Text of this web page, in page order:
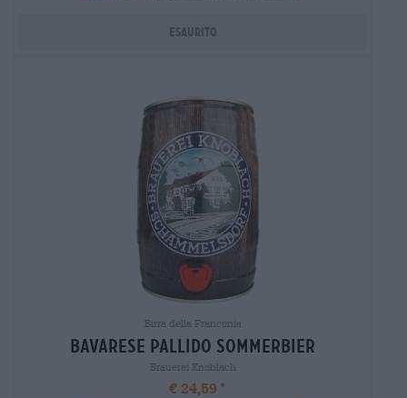
Esaurito
Birra della Franconia
Bavarese pallido sommerbier
Brauerei Knoblach
€ 24,59